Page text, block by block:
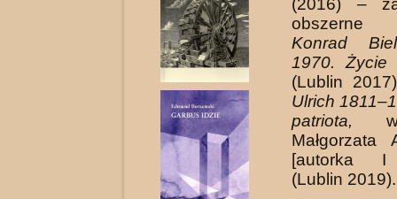
(2016) –
obszerne
Konrad
1970. Życie
(Lublin
Ulrich
patriota,
Małgorzata
[autorka I
(Lublin 2019).